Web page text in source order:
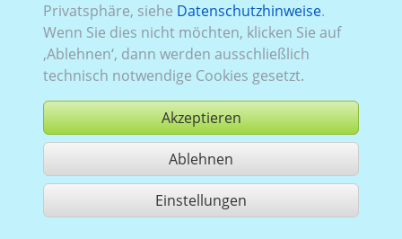
kaufen
1 Treffer teilen
Privatsphäre, siehe Datenschutzhinweise.
Wenn Sie dies nicht möchten, klicken Sie auf
‚Ablehnen‘, dann werden ausschließlich
technisch notwendige Cookies gesetzt.
Akzeptieren
Ablehnen
Einstellungen